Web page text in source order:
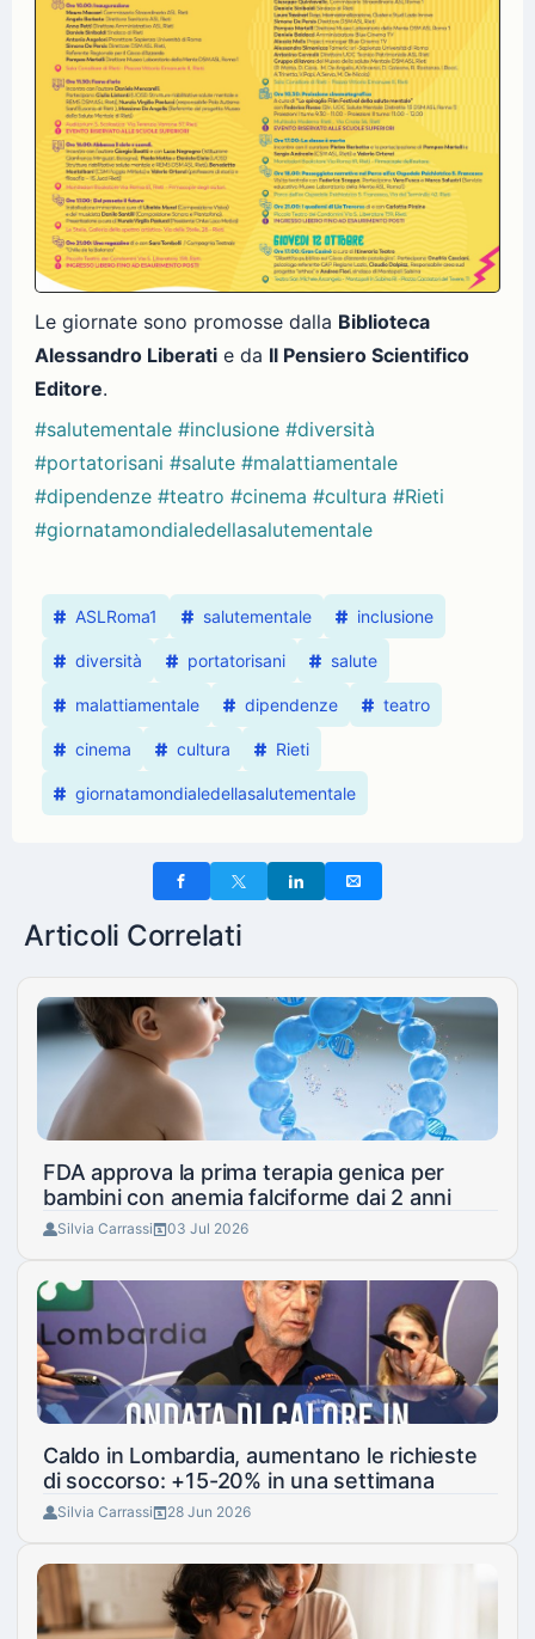
Le giornate sono promosse dalla Biblioteca
Alessandro Liberati e da Il Pensiero Scientifico
Editore.
#salutementale #inclusione #diversità
#portatorisani #salute #malattiamentale
#dipendenze #teatro #cinema #cultura #Rieti
#giornatamondialedellasalutementale
ASLRoma1 salutementale inclusione
diversità portatorisani salute
malattiamentale dipendenze teatro
cinema cultura Rieti
giornatamondialedellasalutementale
Articoli Correlati
FDA approva la prima terapia genica per
bambini con anemia falciforme dai 2 anni
Silvia Carrassi 03 Jul 2026
Caldo in Lombardia, aumentano le richieste
di soccorso: +15-20% in una settimana
Silvia Carrassi 28 Jun 2026